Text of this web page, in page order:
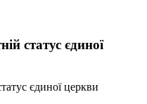
статус єдиної